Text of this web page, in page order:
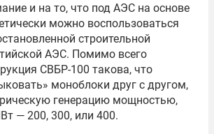
и на то, что под АЭС на основе
можно воспользоваться
строительной
АЭС. Помимо всего
СВБР-100 такова, что
моноблоки друг с другом,
генерацию мощностью,
— 200, 300, или 400.